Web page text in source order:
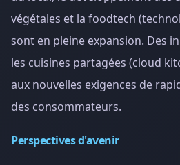
végétales et la foodtech
sont en pleine expansion. Des
les cuisines partagées (cloud
aux nouvelles exigences de
des consommateurs.
Perspectives d'avenir